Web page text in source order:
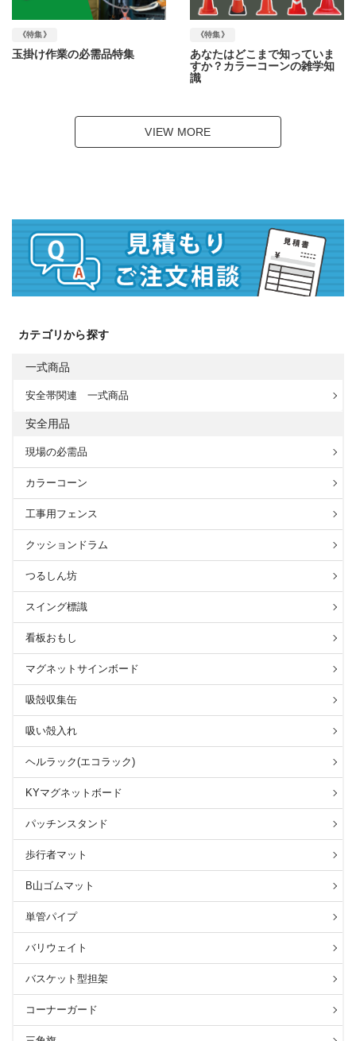
《特集》
玉掛け作業の必需品特集
《特集》
あなたはどこまで知っていま
すか？カラーコーンの雑学知
識
VIEW MORE
カテゴリから探す
一式商品
安全帯関連 一式商品
安全用品
現場の必需品
カラーコーン
工事用フェンス
クッションドラム
つるしん坊
スイング標識
看板おもし
マグネットサインボード
吸殻収集缶
吸い殻入れ
ヘルラック(エコラック)
KYマグネットボード
パッチンスタンド
歩行者マット
B山ゴムマット
単管パイプ
バリウェイト
バスケット型担架
コーナーガード